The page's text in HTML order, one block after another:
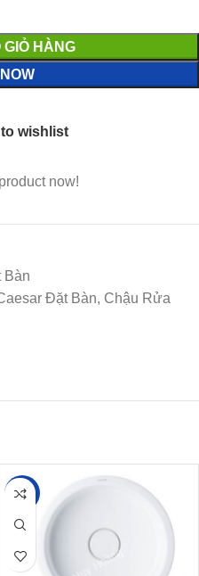
HÀNG
wishlist
now!
Bàn
Đặt Bàn, Chậu Rửa
-13%